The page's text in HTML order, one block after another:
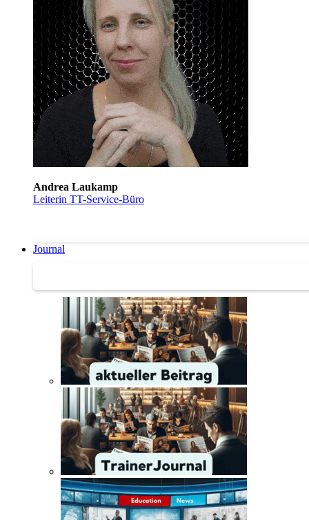
Andrea Laukamp
Leiterin TT-Service-Büro
Journal